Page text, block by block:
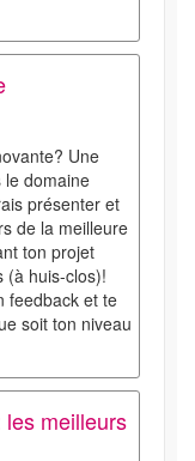
Une
le domaine
présenter et
de la meilleure
ton projet
(à huis-clos)!
feedback et te
soit ton niveau
meilleurs